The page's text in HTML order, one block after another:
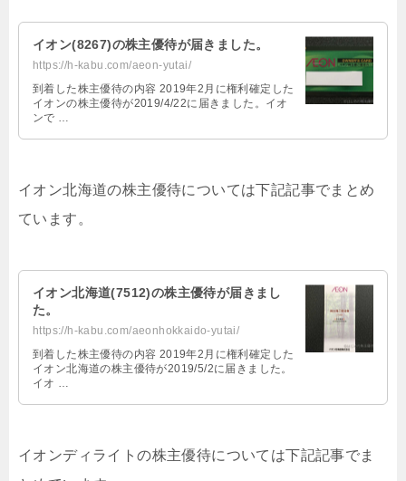
イオン(8267)の株主優待が届きました。
https://h-kabu.com/aeon-yutai/
到着した株主優待の内容 2019年2月に権利確定した
イオンの株主優待が2019/4/22に届きました。イオ
ンで …
イオン北海道の株主優待については下記記事でまとめ
ています。
イオン北海道(7512)の株主優待が届きまし
た。
https://h-kabu.com/aeonhokkaido-yutai/
到着した株主優待の内容 2019年2月に権利確定した
イオン北海道の株主優待が2019/5/2に届きました。
イオ …
イオンディライトの株主優待については下記記事でま